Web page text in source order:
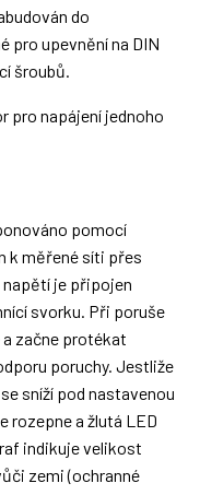
do
pro upevnění na DIN
šroubů.
pro napájení jednoho
pomocí
k měřené síti přes
napětí je připojen
svorku. Při poruše
začne protékat
poruchy. Jestliže
sníží pod nastavenou
rozepne a žlutá LED
indikuje velikost
zemi (ochranné